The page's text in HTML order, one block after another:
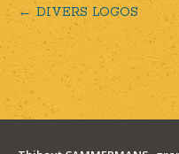
Post
navigation
← DIVERS LOGOS